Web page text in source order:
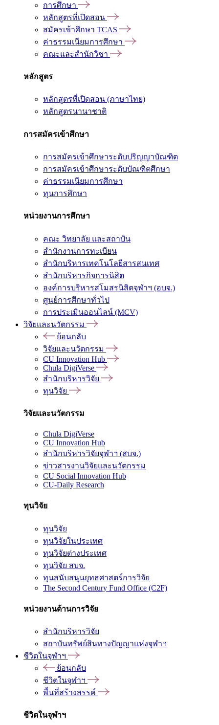
การศึกษา
หลักสูตรที่เปิดสอน
สมัครเข้าศึกษา TCAS
ค่าธรรมเนียมการศึกษา
คณะและสำนักวิชา
หลักสูตร
หลักสูตรที่เปิดสอน (ภาษาไทย)
หลักสูตรนานาชาติ
การสมัครเข้าศึกษา
การสมัครเข้าศึกษาระดับปริญญาบัณฑิต
การสมัครเข้าศึกษาระดับบัณฑิตศึกษา
ค่าธรรมเนียมการศึกษา
ทุนการศึกษา
หน่วยงานการศึกษา
คณะ วิทยาลัย และสถาบัน
สำนักงานการทะเบียน
สำนักบริหารเทคโนโลยีสารสนเทศ
สำนักบริหารกิจการนิสิต
องค์การบริหารสโมสรนิสิตจุฬาฯ (อบจ.)
ศูนย์การศึกษาทั่วไป
การประเมินออนไลน์ (MCV)
วิจัยและนวัตกรรม
ย้อนกลับ
วิจัยและนวัตกรรม
CU Innovation Hub
Chula DigiVerse
สำนักบริหารวิจัย
ทุนวิจัย
วิจัยและนวัตกรรม
Chula DigiVerse
CU Innovation Hub
สำนักบริหารวิจัยจุฬาฯ (สบจ.)
ข่าวสารงานวิจัยและนวัตกรรม
CU Social Innovation Hub
CU-Daily Research
ทุนวิจัย
ทุนวิจัย
ทุนวิจัยในประเทศ
ทุนวิจัยต่างประเทศ
ทุนวิจัย สบจ.
ทุนสนับสนุนยุทธศาสตร์การวิจัย
The Second Century Fund Office (C2F)
หน่วยงานด้านการวิจัย
สำนักบริหารวิจัย
สถาบันทรัพย์สินทางปัญญาแห่งจุฬาฯ
ชีวิตในจุฬาฯ
ย้อนกลับ
ชีวิตในจุฬาฯ
พื้นที่สร้างสรรค์
ชีวิตในจุฬาฯ